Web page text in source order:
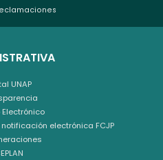
UNAP
Electrónico
electrónica FCJP